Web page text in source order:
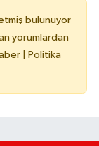
bulunuyor
yorumlardan
| Politika